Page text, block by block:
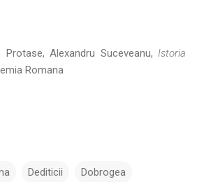
Alexandru Suceveanu, Istoria
Romana
Dediticii Dobrogea